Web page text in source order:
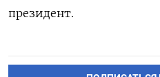
президент.